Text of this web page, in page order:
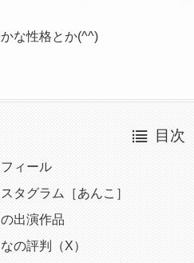
な性格とか(^^)
目次
ィール
タグラム［あんこ］
出演作品
の評判（X）